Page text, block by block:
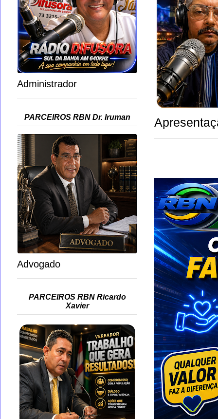
Administrador
PARCEIROS RBN Dr. Iruman
Advogado
PARCEIROS RBN Ricardo
Xavier